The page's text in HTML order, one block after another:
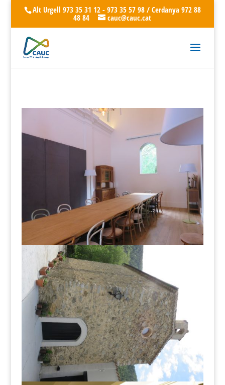
Alt Urgell 973 35 31 12 - 973 35 57 98 / Cerdanya 972 88
48 84
cauc@cauc.cat